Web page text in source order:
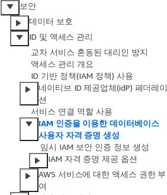
보안
데이터 보호
ID 및 액세스 관리
교차 서비스 혼동된 대리인 방지
액세스 관리 개요
ID 기반 정책(IAM 정책) 사용
네이티브 ID 제공업체(idP) 페더레이
션
서비스 연결 역할 사용
IAM 인증을 이용한 데이터베이스
사용자 자격 증명 생성
임시 IAM 보안 인증 정보 생성
IAM 자격 증명 제공 옵션
AWS 서비스에 대한 액세스 권한 부
여